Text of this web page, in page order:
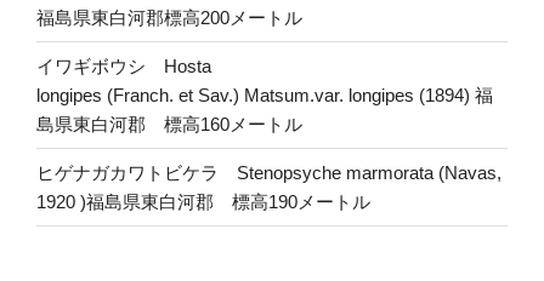
福島県東白河郡標高200メートル
イワギボウシ Hosta
longipes (Franch. et Sav.) Matsum.var. longipes (1894) 福
島県東白河郡 標高160メートル
ヒゲナガカワトビケラ Stenopsyche marmorata (Navas,
1920 )福島県東白河郡 標高190メートル